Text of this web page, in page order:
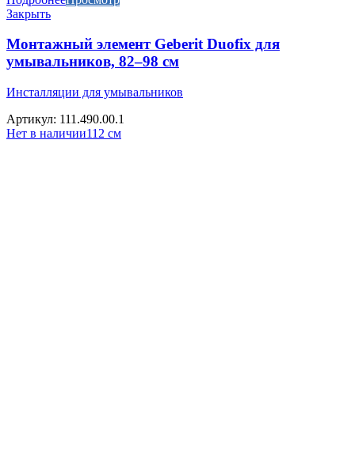
Закрыть
Монтажный элемент Geberit Duofix для
умывальников, 82–98 см
Инсталляции для умывальников
Артикул: 111.490.00.1
Нет в наличии112 см